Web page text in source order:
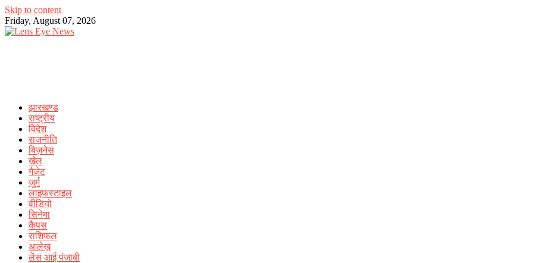
Skip to content
Friday, August 07, 2026
झारखण्ड
राष्ट्रीय
विदेश
राजनीति
बिज़नेस
खेल
गैजेट
जुर्म
लाइफस्टाइल
वीडियो
सिनेमा
कैंपस
राशिफल
आलेख़
लेंस आई पंजाबी